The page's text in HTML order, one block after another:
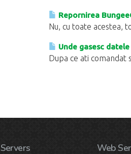
Repornirea
Nu, cu toate acestea,
Unde gasesc
Dupa ce ati comandat
Servers Web